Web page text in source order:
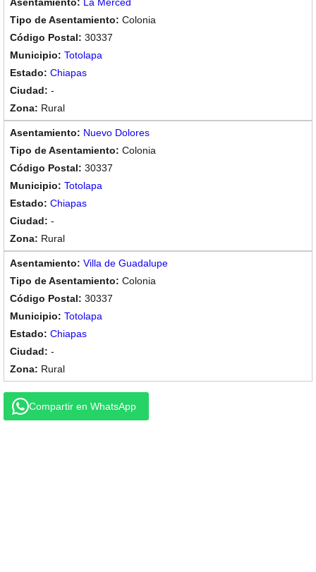
Colonia
30337
Totolapa
Chiapas
-
Rural
Nuevo Dolores
Colonia
30337
Totolapa
Chiapas
-
Rural
Villa de Guadalupe
Colonia
30337
Totolapa
Chiapas
-
Rural
Compartir en WhatsApp